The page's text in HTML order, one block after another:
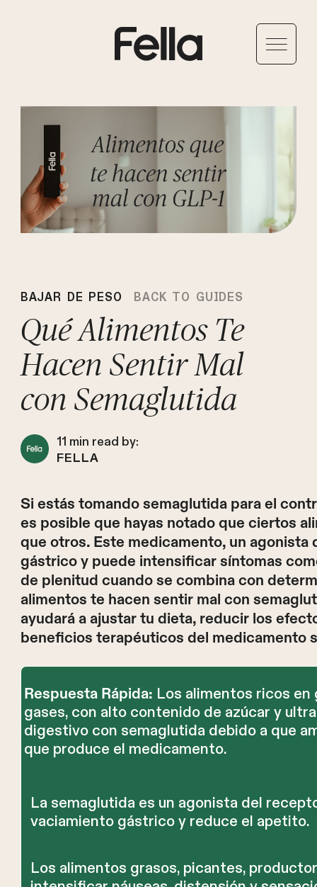
BAJAR DE PESO BACK TO GUIDES
Qué Alimentos Te
Hacen Sentir Mal
con Semaglutida
11 min read by:
FELLA
Si estás tomando semaglutida para el
es posible que hayas notado que ciertos
que otros. Este medicamento, un agonista
gástrico y puede intensificar síntomas
de plenitud cuando se combina con
alimentos te hacen sentir mal con
ayudará a ajustar tu dieta, reducir los
beneficios terapéuticos del medicamento
Respuesta Rápida: Los alimentos ricos
gases, con alto contenido de azúcar y
digestivo con semaglutida debido a que
que produce el medicamento.
La semaglutida es un agonista del
vaciamiento gástrico y reduce el apetito.
Los alimentos grasos, picantes,